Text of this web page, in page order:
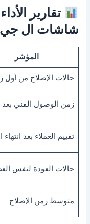
تقارير
شاشات ال جي
المؤشر
حالات الإصلاح من أول
زمن الوصول الفني بعد
تقييم العملاء بعد انتهاء
حالات العودة لنفس
متوسط زمن الإصلاح